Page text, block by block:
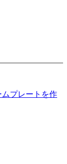
プレートを作